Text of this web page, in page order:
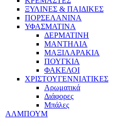
ΞΥΛΙΝΕΣ & ΠΑΙΔΙΚΕΣ
ΠΟΡΣΕΛΑΝΙΝΑ
ΥΦΑΣΜΑΤΙΝA
ΔΕΡΜΑΤΙΝΗ
ΜΑΝΤΗΛΙΑ
ΜΑΞΙΛΑΡΑΚΙΑ
ΠΟΥΓΚΙΑ
ΦΑΚΕΛΟΙ
ΧΡΙΣΤΟΥΓΕΝΝΙΑΤΙΚΕΣ
Αρωματικά
Διάφορες
Μπάλες
ΑΛΜΠΟΥΜ